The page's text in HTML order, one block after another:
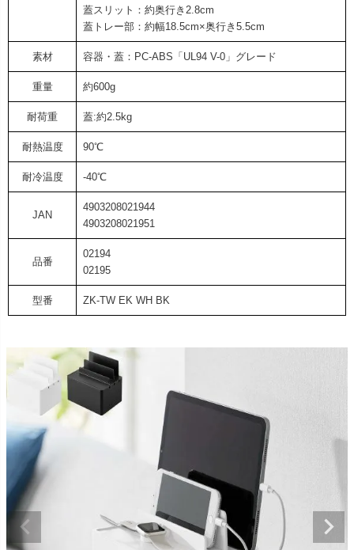
蓋スリット：約奥行き2.8cm
蓋トレー部：約幅18.5cm×奥行き5.5cm
素材 容器・蓋：PC-ABS「UL94 V-0」グレード
重量 約600g
耐荷重 蓋:約2.5kg
耐熱温度 90℃
耐冷温度 -40℃
JAN
4903208021944
4903208021951
品番
02194
02195
型番 ZK-TW EK WH BK